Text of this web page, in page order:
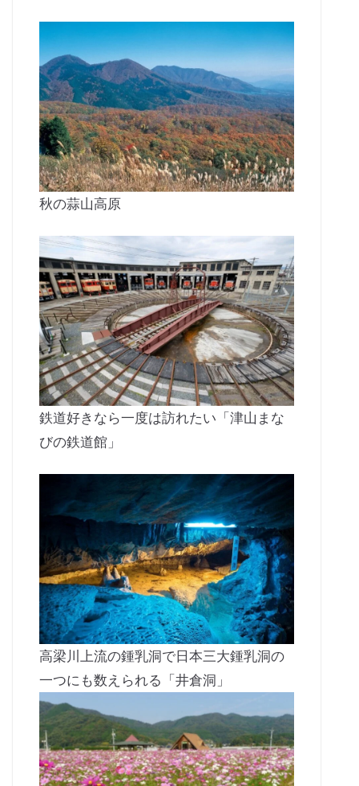
秋の蒜山高原
鉄道好きなら一度は訪れたい「津山まな
びの鉄道館」
高梁川上流の鍾乳洞で日本三大鍾乳洞の
一つにも数えられる「井倉洞」